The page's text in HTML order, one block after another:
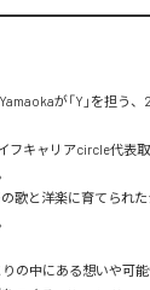
が「Y」を担う
フキャリアcircle代表取
歌と洋楽に育てられ
の中にある想いや可